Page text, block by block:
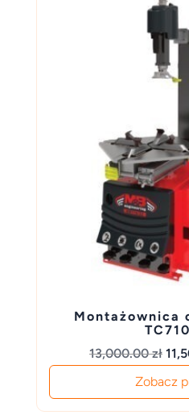
Montażownica
13,000.00zł
Zobacz